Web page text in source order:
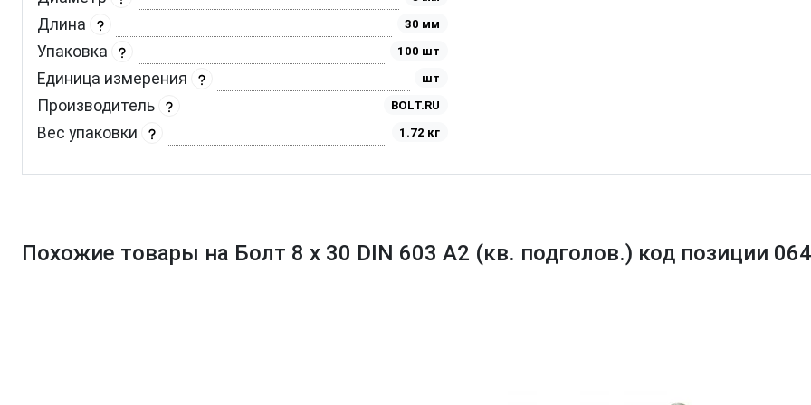
Длина 30 мм
Упаковка 100 шт
Единица измерения шт
Производитель BOLT.RU
Вес упаковки 1.72 кг
Похожие товары на Болт 8 х 30 DIN 603 A2 (кв. подголов.) код позиции